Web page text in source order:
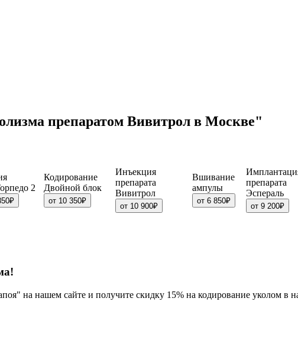
препаратом Вивитрол в Москве"
2
Кодирование
Двойной блок
от 10 350₽
Инъекция
препарата
Вивитрол
от 10 900₽
Вшивание
ампулы
от 6 850₽
препарата
Эспераль
от 9 200₽
на нашем сайте и получите скидку 15% на кодирование уколом в